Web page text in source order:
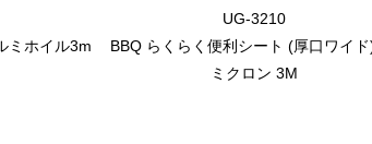
ミホイル3m
UG-3210
BBQ らくらく便利シート (厚口ワイ
ミクロン 3M